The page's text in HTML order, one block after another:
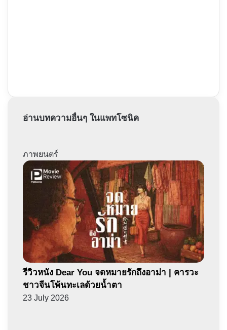
อ่านบทความอื่นๆ ในแพทโซนิค
ภาพยนตร์
รีวิวหนัง Dear You จดหมายรักถึงอาม่า | คารวะ
ชาวจีนโพ้นทะเลด้วยน้ำตา
23 July 2026